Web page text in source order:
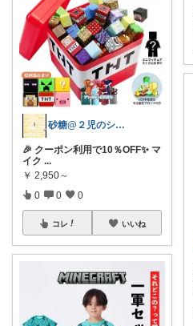
砂糖@２児のシンママ
🎉 クーポン利用で10％OFF✨ マ
イク ...
￥ 2,950～
0 0 0
コレ いいね